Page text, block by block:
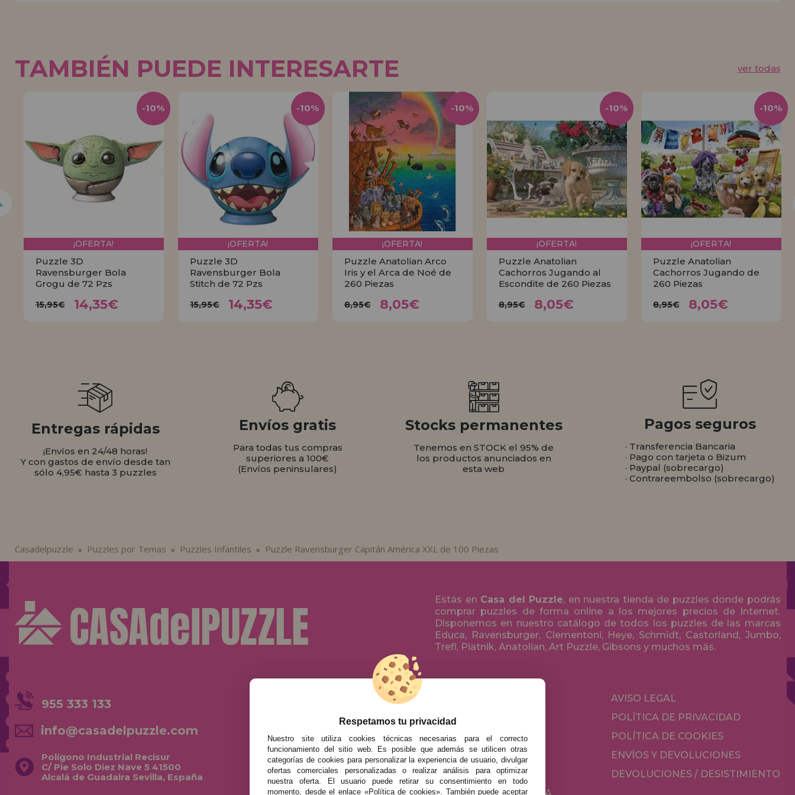
TAMBIÉN PUEDE INTERESARTE ver todas
¡OFERTA!
Puzzle 3D
Ravensburger Bola
Grogu de 72 Pzs
15,95€ 14,35€
-10%
¡OFERTA!
Puzzle 3D
Ravensburger Bola
Stitch de 72 Pzs
15,95€ 14,35€
-10%
¡OFERTA!
Puzzle Anatolian Arco
Iris y el Arca de Noé de
260 Piezas
8,95€ 8,05€
-10%
¡OFERTA!
Puzzle Anatolian
Cachorros Jugando al
Escondite de 260 Piezas
8,95€ 8,05€
-10%
¡OFERTA!
Puzzle Anatolian
Cachorros Jugando de
260 Piezas
8,95€ 8,05€
-10%
Entregas rápidas
¡Envíos en 24/48 horas!
Y con gastos de envío desde tan
sólo 4,95€ hasta 3 puzzles
Envíos gratis
Para todas tus compras
superiores a 100€
(Envíos peninsulares)
Stocks permanentes
Tenemos en STOCK el 95% de
los productos anunciados en
esta web
Pagos seguros
· Transferencia Bancaria
· Pago con tarjeta o Bizum
· Paypal (sobrecargo)
· Contrareembolso (sobrecargo)
Casadelpuzzle » Puzzles por Temas » Puzzles Infantiles » Puzzle Ravensburger Capitán América XXL de 100 Piezas
Estás en Casa del Puzzle, en nuestra tienda de puzzles donde podrás
comprar puzzles de forma online a los mejores precios de Internet.
Disponemos en nuestro catálogo de todos los puzzles de las marcas
Educa, Ravensburger, Clementoni, Heye, Schmidt, Castorland, Jumbo,
Trefl, Piatnik, Anatolian, Art Puzzle, Gibsons y muchos más.
955 333 133
info@casadelpuzzle.com
Polígono Industrial Recisur
C/ Pie Solo Diez Nave 5 41500
Alcalá de Guadaira Sevilla, España
PROMOCIONES Y OFERTAS
PARA ADULTOS
POR AUTORES
ACCESORIOS
JUEGOS DE MESA
AVISO LEGAL
POLÍTICA DE PRIVACIDAD
POLÍTICA DE COOKIES
ENVÍOS Y DEVOLUCIONES
DEVOLUCIONES / DESISTIMIENTO
Respetamos tu privacidad
Nuestro site utiliza cookies técnicas necesarias para el correcto
funcionamiento del sitio web. Es posible que además se utilicen otras
categorías de cookies para personalizar la experiencia de usuario, divulgar
ofertas comerciales personalizadas o realizar análisis para optimizar
nuestra oferta. El usuario puede retirar su consentimiento en todo
momento, desde el enlace «Política de cookies». También puede aceptar